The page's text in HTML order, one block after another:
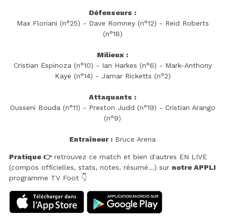
Défenseurs :
Max Floriani (n°25) - Dave Romney (n°12) - Reid Roberts
(n°18)
Milieux :
Cristian Espinoza (n°10) - Ian Harkes (n°6) - Mark-Anthony
Kaye (n°14) - Jamar Ricketts (n°2)
Attaquants :
Ousseni Bouda (n°11) - Preston Judd (n°19) - Cristian Arango
(n°9)
Entraîneur : Bruce Arena
Pratique 👉retrouvez ce match et bien d'autres EN LIVE
(compos officielles, stats, notes, résumé...) sur notre APPLI
programme TV Foot 👇